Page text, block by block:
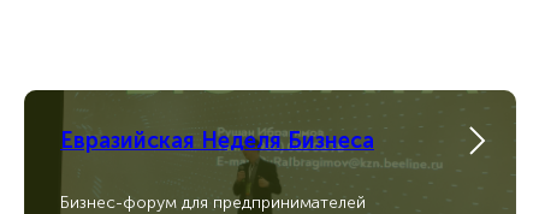
Евразийская Неделя Бизнеса
Бизнес-форум для предпринимателей